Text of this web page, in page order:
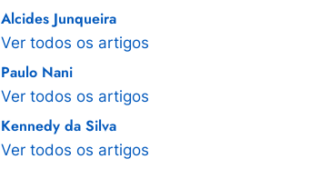
Alcides Junqueira
Ver todos os artigos
Paulo Nani
Ver todos os artigos
Kennedy da Silva
Ver todos os artigos